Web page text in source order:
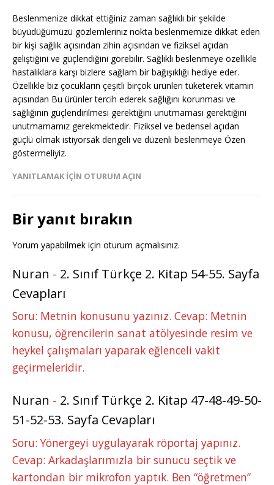
Beslenmenize dikkat ettiğiniz zaman sağlıklı bir şekilde
büyüdüğümüzü gözlemleriniz nokta beslenmemize dikkat eden
bir kişi sağlık açısından zihin açısından ve fiziksel açıdan
geliştiğini ve güçlendiğini görebilir. Sağlıklı beslenmeye özellikle
hastalıklara karşı bizlere sağlam bir bağışıklığı hediye eder.
Özellikle biz çocukların çeşitli birçok ürünleri tüketerek vitamin
açısından Bu ürünler tercih ederek sağlığını korunması ve
sağlığının güçlendirilmesi gerektiğini unutmaması gerektiğini
unutmamamız gerekmektedir. Fiziksel ve bedensel açıdan
güçlü olmak istiyorsak dengeli ve düzenli beslenmeye Özen
göstermeliyiz.
YANITLAMAK IÇIN OTURUM AÇIN
Bir yanıt bırakın
Yorum yapabilmek için oturum açmalısınız.
Nuran - 2. Sınıf Türkçe 2. Kitap 54-55. Sayfa
Cevapları
Soru: Metnin konusunu yazınız. Cevap: Metnin
konusu, öğrencilerin sanat atölyesinde resim ve
heykel çalışmaları yaparak eğlenceli vakit
geçirmeleridir.
Nuran - 2. Sınıf Türkçe 2. Kitap 47-48-49-50-
51-52-53. Sayfa Cevapları
Soru: Yönergeyi uygulayarak röportaj yapınız.
Cevap: Arkadaşlarımızla bir sunucu seçtik ve
kartondan bir mikrofon yaptık. Ben “öğretmen”